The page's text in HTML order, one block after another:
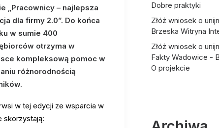
„Pracownicy – najlepsza
dla firmy 2.0”. Do końca
w sumie 400
otrzyma w
kompleksową pomoc w
różnorodnością
w tej edycji ze wsparcia w
skorzystają:
Dobre praktyki
Złóż wniosek o
Brzeska Witryna
Złóż wniosek o
Fakty Wadowice -
O projekcie